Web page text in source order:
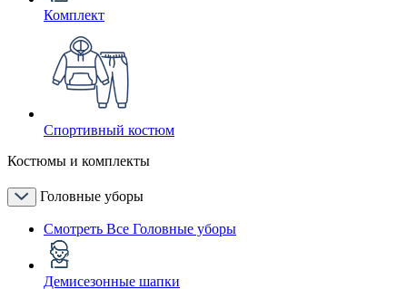
Комплект
Спортивный костюм
Костюмы и комплекты
Головные уборы
Смотреть Все Головные уборы
Демисезонные шапки